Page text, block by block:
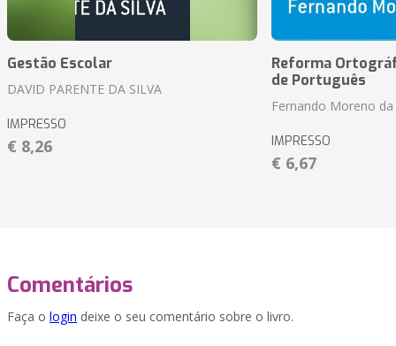
Gestão Escolar
DAVID PARENTE DA SILVA
IMPRESSO
€ 8,26
Reforma
de Português
Fernando Moreno da
IMPRESSO
€ 6,67
Comentários
Faça o login deixe o seu comentário sobre o livro.